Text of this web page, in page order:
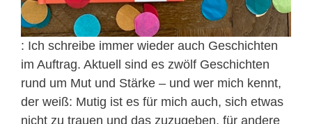
: Ich schreibe immer wieder auch Geschichten
im Auftrag. Aktuell sind es zwölf Geschichten
rund um Mut und Stärke – und wer mich kennt,
der weiß: Mutig ist es für mich auch, sich etwas
nicht zu trauen und das zuzugeben, für andere